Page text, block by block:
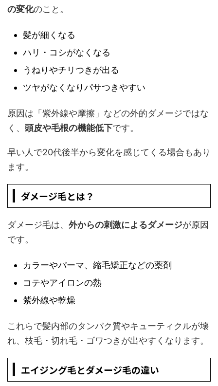
の変化のこと。
髪が細くなる
ハリ・コシがなくなる
うねりやチリつきが出る
ツヤがなくなりパサつきやすい
原因は「紫外線や摩擦」などの外的ダメージではな
く、 頭皮や毛根の機能低下です。
早い人で20代後半から変化を感じてくる場合もあり
ます。
ダメージ毛とは？
ダメージ毛は、 外からの刺激によるダメージが原因
です。
カラーやパーマ、縮毛矯正などの薬剤
コテやアイロンの熱
紫外線や乾燥
これらで髪内部のタンパク質やキューティクルが壊
れ、枝毛・切れ毛・ゴワつきが出やすくなります。
エイジング毛とダメージ毛の違い